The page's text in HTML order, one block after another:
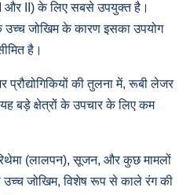
I और II) के लिए सबसे उपयुक्त है।
जोखिम के कारण इसका उपयोग
है।
प्रौद्योगिकियों की तुलना में, रूबी लेजर
यह बड़े क्षेत्रों के उपचार के लिए कम
(लालपन), सूजन, और कुछ मामलों
उच्च जोखिम, विशेष रूप से काले रंग की